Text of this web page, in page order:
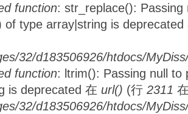
function: str_replace():
of type array|string is
32/d183506926/htdocs/
function: ltrim(): Passing null to
is deprecated 在 url() (行 2311
32/d183506926/htdocs/